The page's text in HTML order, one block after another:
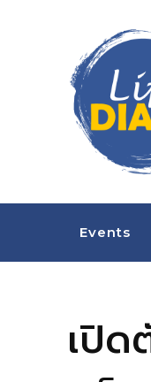
Events
เปิด